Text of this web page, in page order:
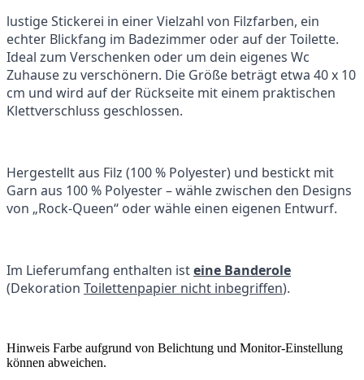
lustige Stickerei in einer Vielzahl von Filzfarben, ein
echter Blickfang im Badezimmer oder auf der Toilette.
Ideal zum Verschenken oder um dein eigenes Wc
Zuhause zu verschönern. Die Größe beträgt etwa 40 x 10
cm und wird auf der Rückseite mit einem praktischen
Klettverschluss geschlossen.
Hergestellt aus Filz (100 % Polyester) und bestickt mit
Garn aus 100 % Polyester – wähle zwischen den Designs
von „Rock-Queen“ oder wähle einen eigenen Entwurf.
Im Lieferumfang enthalten isteine Banderole
(Dekoration Toilettenpapier nicht inbegriffen).
Hinweis Farbe aufgrund von Belichtung und Monitor-Einstellung
können abweichen.